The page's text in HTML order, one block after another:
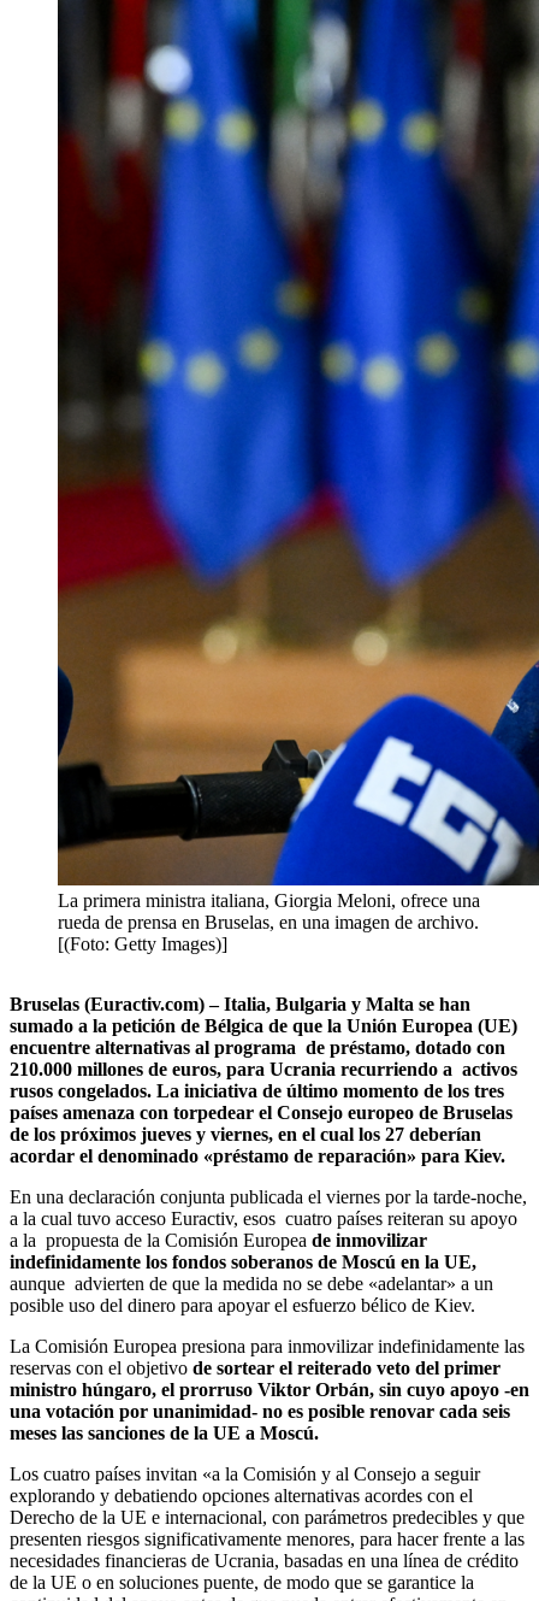
La primera ministra italiana, Giorgia Meloni, ofrece una
rueda de prensa en Bruselas, en una imagen de archivo.
[(Foto: Getty Images)]
Bruselas (Euractiv.com) – Italia, Bulgaria y Malta se han
sumado a la petición de Bélgica de que la Unión Europea (UE)
encuentre alternativas al programa de préstamo, dotado con
210.000 millones de euros, para Ucrania recurriendo a activos
rusos congelados. La iniciativa de último momento de los tres
países amenaza con torpedear el Consejo europeo de Bruselas
de los próximos jueves y viernes, en el cual los 27 deberían
acordar el denominado «préstamo de reparación» para Kiev.
En una declaración conjunta publicada el viernes por la tarde-noche,
a la cual tuvo acceso Euractiv, esos cuatro países reiteran su apoyo
a la propuesta de la Comisión Europea de inmovilizar
indefinidamente los fondos soberanos de Moscú en la UE,
aunque advierten de que la medida no se debe «adelantar» a un
posible uso del dinero para apoyar el esfuerzo bélico de Kiev.
La Comisión Europea presiona para inmovilizar indefinidamente las
reservas con el objetivo de sortear el reiterado veto del primer
ministro húngaro, el prorruso Viktor Orbán, sin cuyo apoyo -en
una votación por unanimidad- no es posible renovar cada seis
meses las sanciones de la UE a Moscú.
Los cuatro países invitan «a la Comisión y al Consejo a seguir
explorando y debatiendo opciones alternativas acordes con el
Derecho de la UE e internacional, con parámetros predecibles y que
presenten riesgos significativamente menores, para hacer frente a las
necesidades financieras de Ucrania, basadas en una línea de crédito
de la UE o en soluciones puente, de modo que se garantice la